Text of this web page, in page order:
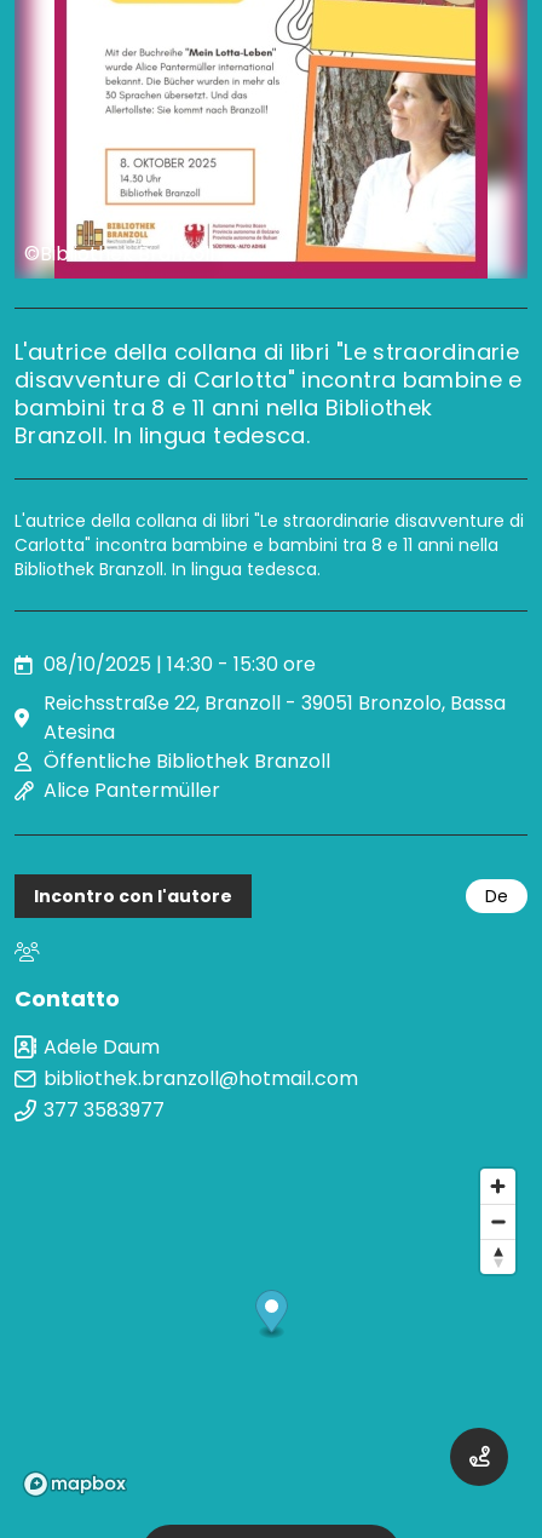
©Bibliothek Branzoll
L'autrice della collana di libri "Le straordinarie
disavventure di Carlotta" incontra bambine e
bambini tra 8 e 11 anni nella Bibliothek
Branzoll. In lingua tedesca.
L'autrice della collana di libri "Le straordinarie disavventure di
Carlotta" incontra bambine e bambini tra 8 e 11 anni nella
Bibliothek Branzoll. In lingua tedesca.
08/10/2025 | 14:30 - 15:30 ore
Reichsstraße 22, Branzoll - 39051 Bronzolo, Bassa
Atesina
Öffentliche Bibliothek Branzoll
Alice Pantermüller
Incontro con l'autore De
Contatto
Adele Daum
bibliothek.branzoll@hotmail.com
377 3583977